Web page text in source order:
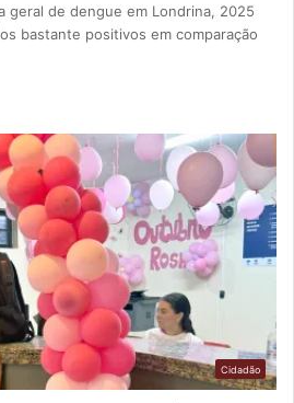
geral de dengue em Londrina, 2025
bastante positivos em comparação
Cidadão